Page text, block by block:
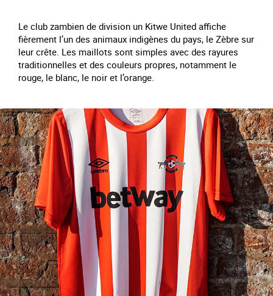
Le club zambien de division un Kitwe United affiche
fièrement l’un des animaux indigènes du pays, le Zèbre sur
leur crête. Les maillots sont simples avec des rayures
traditionnelles et des couleurs propres, notamment le
rouge, le blanc, le noir et l’orange.